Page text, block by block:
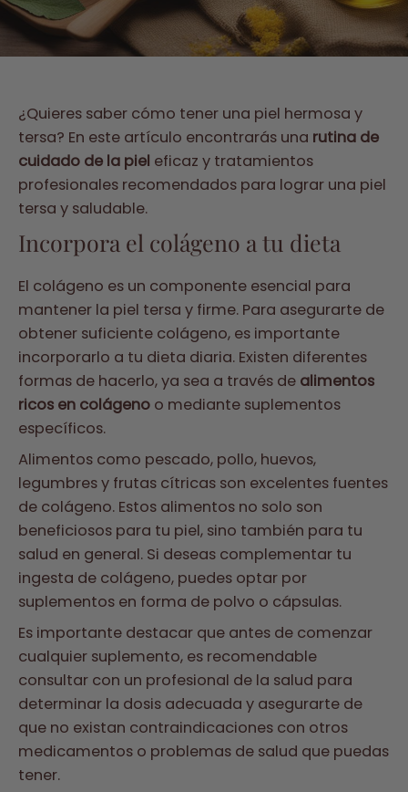
¿Quieres saber cómo tener una piel hermosa y
tersa? En este artículo encontrarás una rutina de
cuidado de la piel eficaz y tratamientos
profesionales recomendados para lograr una piel
tersa y saludable.
Incorpora el colágeno a tu dieta
El colágeno es un componente esencial para
mantener la piel tersa y firme. Para asegurarte de
obtener suficiente colágeno, es importante
incorporarlo a tu dieta diaria. Existen diferentes
formas de hacerlo, ya sea a través de alimentos
ricos en colágeno o mediante suplementos
específicos.
Alimentos como pescado, pollo, huevos,
legumbres y frutas cítricas son excelentes fuentes
de colágeno. Estos alimentos no solo son
beneficiosos para tu piel, sino también para tu
salud en general. Si deseas complementar tu
ingesta de colágeno, puedes optar por
suplementos en forma de polvo o cápsulas.
Es importante destacar que antes de comenzar
cualquier suplemento, es recomendable
consultar con un profesional de la salud para
determinar la dosis adecuada y asegurarte de
que no existan contraindicaciones con otros
medicamentos o problemas de salud que puedas
tener.